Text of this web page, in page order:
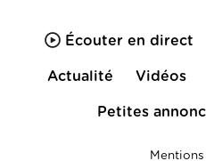
Écouter en direct
Actualité Vidéos
Petites